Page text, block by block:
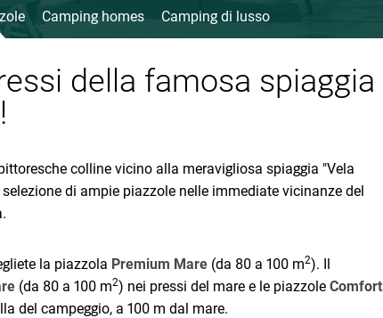
Camping homes Camping di lusso
della famosa spiaggia
colline vicino alla meravigliosa spiaggia "Vela
di ampie piazzole nelle immediate vicinanze del
la piazzola Premium Mare (da 80 a 100 m2). Il
(da 80 a 100 m2) nei pressi del mare e le piazzole Comfort
del campeggio, a 100 m dal mare.